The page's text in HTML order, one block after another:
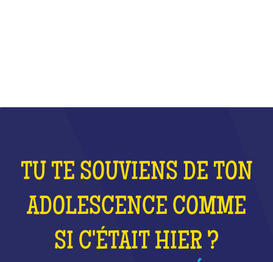
TU TE SOUVIENS DE TON
ADOLESCENCE COMME
SI C'ÉTAIT HIER ?